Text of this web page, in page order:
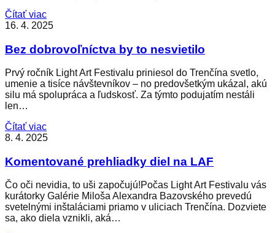
Čítať viac
16. 4. 2025
Bez dobrovoľníctva by to nesvietilo
Prvý ročník Light Art Festivalu priniesol do Trenčína svetlo,
umenie a tisíce návštevníkov – no predovšetkým ukázal, akú
silu má spolupráca a ľudskosť. Za týmto podujatím nestáli
len…
Čítať viac
8. 4. 2025
Komentované prehliadky diel na LAF
Čo oči nevidia, to uši započujú!Počas Light Art Festivalu vás
kurátorky Galérie Miloša Alexandra Bazovského prevedú
svetelnými inštaláciami priamo v uliciach Trenčína. Dozviete
sa, ako diela vznikli, aká…